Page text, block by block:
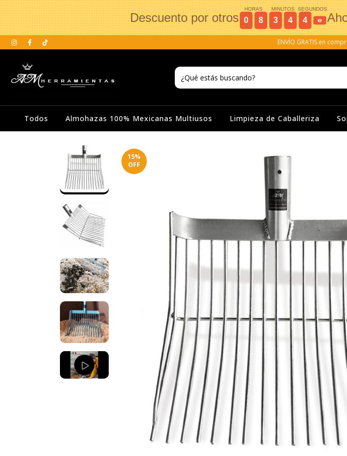
Descuento por otros
HORAS
0 8
MINUTOS
3 4
SEGUNDOS
4 6
ENVÍO GRATIS en
Todos Almohazas 100% Mexicanas Multiusos Limpieza de Caballeriza
15%
OFF